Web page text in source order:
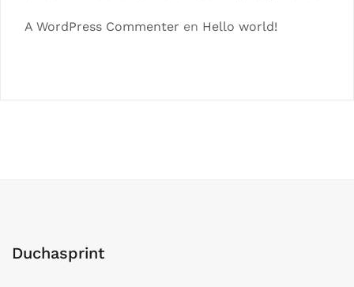
A WordPress Commenter en Hello world!
Duchasprint